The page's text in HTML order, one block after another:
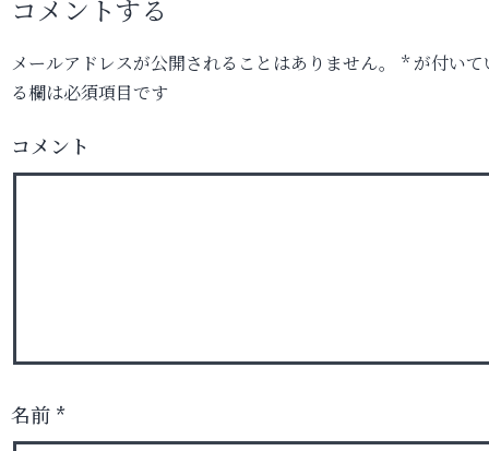
コメントする
メールアドレスが公開されることはありません。 *が付いて
る欄は必須項目です
コメント
名前 *